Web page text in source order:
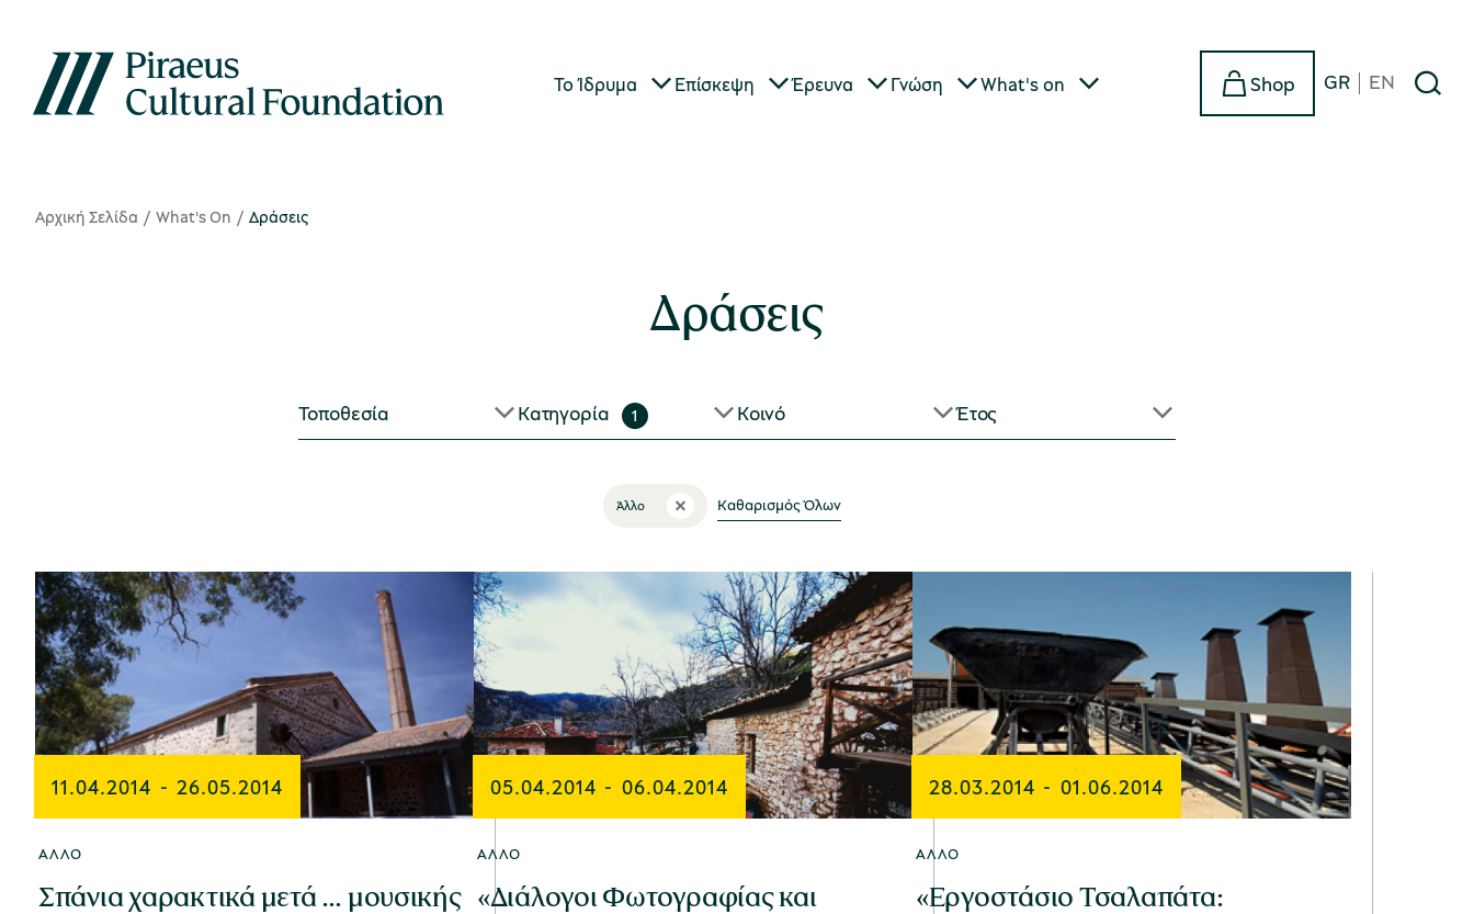
Το Ίδρυμα Επίσκεψη Έρευνα Γνώση What's on Shop GR EN
Αρχική Σελίδα What's On Δράσεις
Δράσεις
Τοποθεσία Κατηγορία 1 Κοινό Έτος
Άλλο Καθαρισμός Όλων
11.04.2014 - 26.05.2014
ΆΛΛΟ
Σπάνια χαρακτικά μετά … μουσικής
05.04.2014 - 06.04.2014
ΆΛΛΟ
«Διάλογοι Φωτογραφίας και
28.03.2014 - 01.06.2014
ΆΛΛΟ
«Εργοστάσιο Τσαλαπάτα: